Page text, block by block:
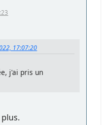
17:07:20
j'ai pris un